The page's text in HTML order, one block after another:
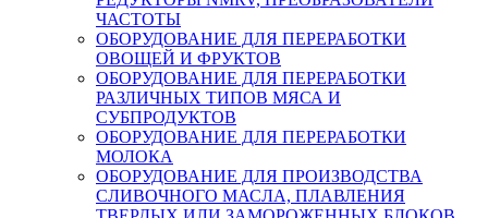
ЧАСТОТЫ
ОБОРУДОВАНИЕ ДЛЯ ПЕРЕРАБОТКИ
ОВОЩЕЙ И ФРУКТОВ
ОБОРУДОВАНИЕ ДЛЯ ПЕРЕРАБОТКИ
РАЗЛИЧНЫХ ТИПОВ МЯСА И
СУБПРОДУКТОВ
ОБОРУДОВАНИЕ ДЛЯ ПЕРЕРАБОТКИ
МОЛОКА
ОБОРУДОВАНИЕ ДЛЯ ПРОИЗВОДСТВА
СЛИВОЧНОГО МАСЛА, ПЛАВЛЕНИЯ